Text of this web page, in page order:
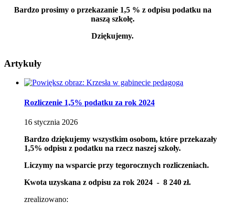
Bardzo prosimy o przekazanie 1,5 % z odpisu podatku na
naszą szkołę.
Dziękujemy.
Artykuły
Rozliczenie 1,5% podatku za rok 2024
16 stycznia 2026
Bardzo dziękujemy wszystkim osobom, które przekazały
1,5% odpisu z podatku na rzecz naszej szkoły.
Liczymy na wsparcie przy tegorocznych rozliczeniach.
Kwota uzyskana z odpisu za rok 2024 - 8 240 zł.
zrealizowano: